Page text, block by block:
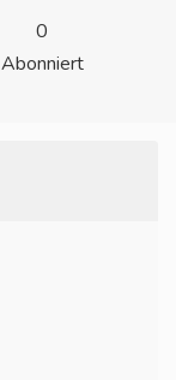
0
Abonniert